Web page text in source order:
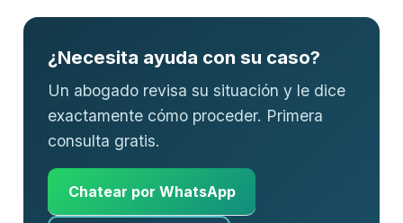
¿Necesita ayuda con su caso?
Un abogado revisa su situación y le dice
exactamente cómo proceder. Primera
consulta gratis.
Chatear por WhatsApp